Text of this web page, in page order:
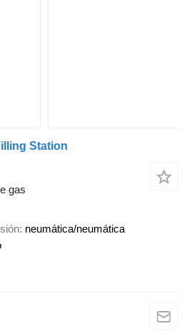
Station
gas
neumática/neumática